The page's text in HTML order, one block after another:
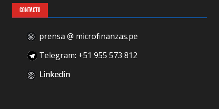
CONTACTO
prensa @ microfinanzas.pe
Telegram: +51 955 573 812